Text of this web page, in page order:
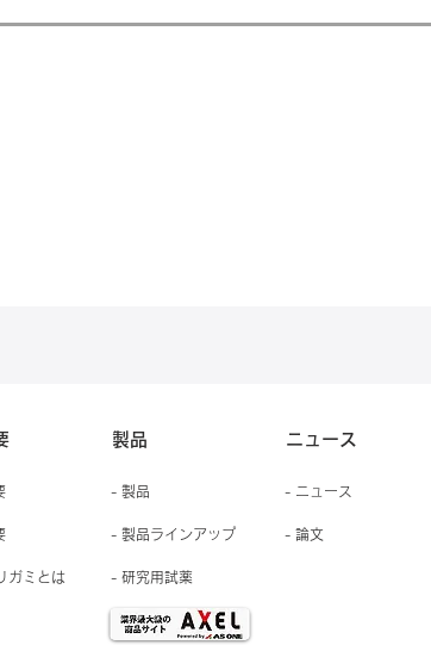
製品 ニュース
ガミとは
- 製品
- 製品ラインアップ
- ​研究用試薬
- ニュース
- 論文